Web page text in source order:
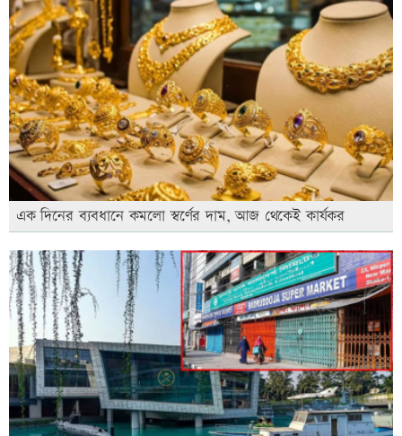
এক দিনের ব্যবধানে কমলো স্বর্ণের দাম, আজ থেকেই কার্যকর